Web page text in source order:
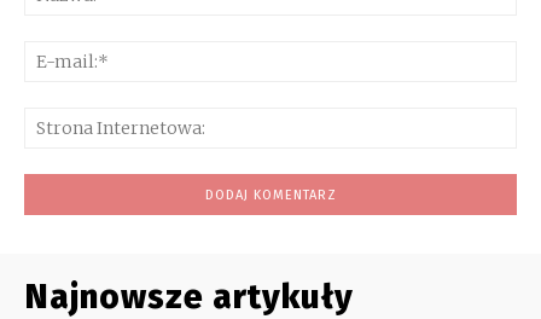
Najnowsze artykuły